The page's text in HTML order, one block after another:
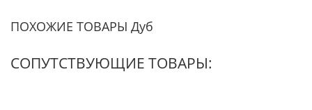
ПОХОЖИЕ ТОВАРЫ Дуб
СОПУТСТВУЮЩИЕ ТОВАРЫ: